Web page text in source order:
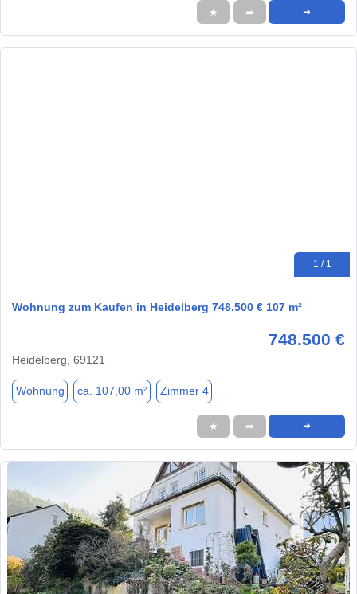
★ ➦ ➜
1 / 1
Wohnung zum Kaufen in Heidelberg 748.500 € 107 m²
748.500 €
Heidelberg, 69121
Wohnung ca. 107,00 m² Zimmer 4
★ ➦ ➜